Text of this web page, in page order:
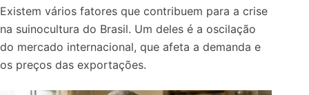
Existem vários fatores que contribuem para a crise
na suinocultura do Brasil. Um deles é a oscilação
do mercado internacional, que afeta a demanda e
os preços das exportações.